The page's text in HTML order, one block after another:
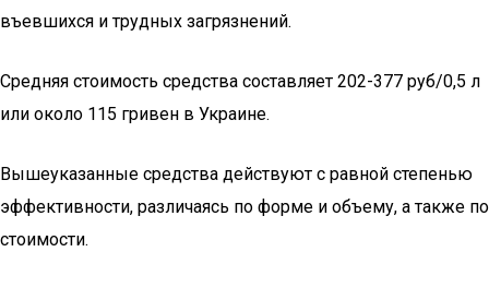
въевшихся и трудных загрязнений.
Средняя стоимость средства составляет 202-377 руб/0,5 л
или около 115 гривен в Украине.
Вышеуказанные средства действуют с равной степенью
эффективности, различаясь по форме и объему, а также по
стоимости.